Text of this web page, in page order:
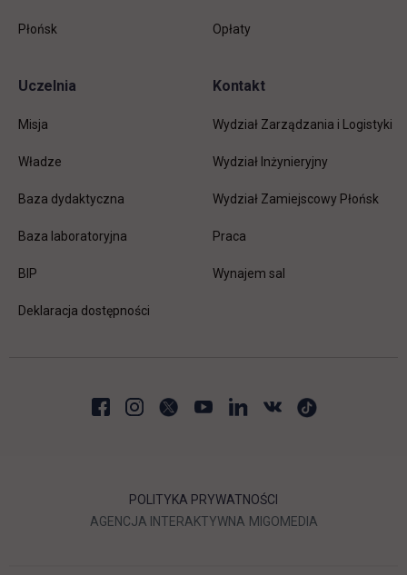
Płońsk Opłaty
Uczelnia
Misja
Władze
Baza dydaktyczna
Baza laboratoryjna
BIP
Deklaracja dostępności
Kontakt
Wydział Zarządzania i Logistyki
Wydział Inżynieryjny
Wydział Zamiejscowy Płońsk
Praca
Wynajem sal
POLITYKA PRYWATNOŚCI
AGENCJA INTERAKTYWNA LINK OTWIERA SIĘ W
MIGOMEDIA